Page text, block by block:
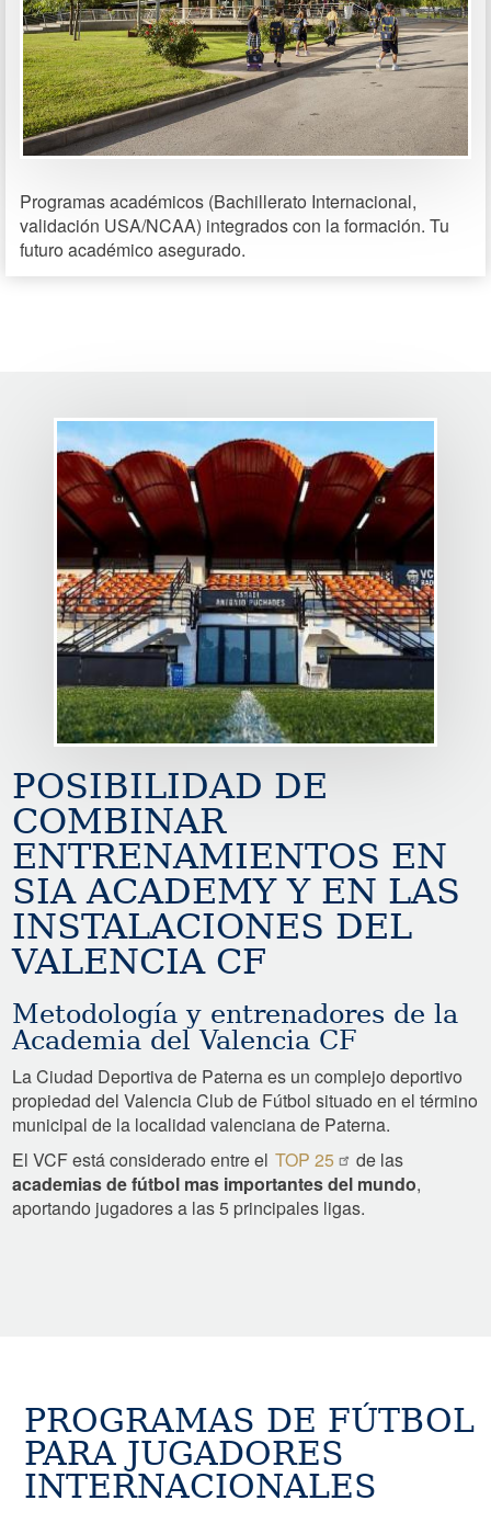
Programas académicos (Bachillerato Internacional,
validación USA/NCAA) integrados con la formación. Tu
futuro académico asegurado.
POSIBILIDAD DE
COMBINAR
ENTRENAMIENTOS EN
SIA ACADEMY Y EN LAS
INSTALACIONES DEL
VALENCIA CF
Metodología y entrenadores de la
Academia del Valencia CF
La Ciudad Deportiva de Paterna es un complejo deportivo
propiedad del Valencia Club de Fútbol situado en el término
municipal de la localidad valenciana de Paterna.
El VCF está considerado entre el TOP 25
de las
academias de fútbol mas importantes del mundo,
aportando jugadores a las 5 principales ligas.
PROGRAMAS DE FÚTBOL
PARA JUGADORES
INTERNACIONALES